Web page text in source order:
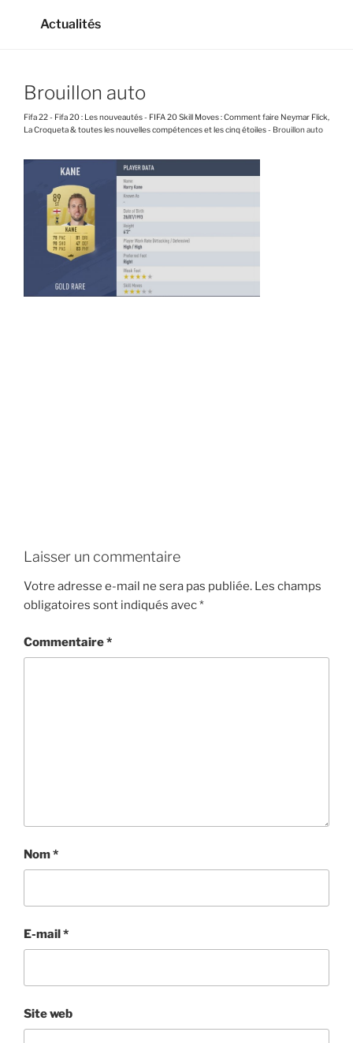
Actualités
Brouillon auto
Fifa 22- Fifa 20 : Les nouveautés- FIFA 20 Skill Moves : Comment faire Neymar Flick,
La Croqueta & toutes les nouvelles compétences et les cinq étoiles- Brouillon auto
Laisser un commentaire
Votre adresse e-mail ne sera pas publiée. Les champs
obligatoires sont indiqués avec*
Commentaire*
Nom*
E-mail*
Site web